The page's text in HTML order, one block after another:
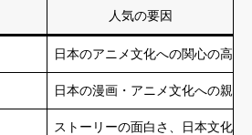
人気の要因
日本のアニメ文化への関心の高
日本の漫画・アニメ文化への親
ストーリーの面白さ、日本文化へ